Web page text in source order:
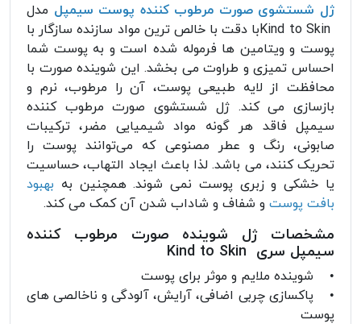
ژل شستشوی صورت مرطوب کننده پوست سیمپل مدل
Kind to Skinبا دقت با خالص ترین مواد سازنده سازگار با
پوست و ویتامین ها فرموله شده است و به پوست شما
احساس تمیزی و طراوت می بخشد. این شوینده صورت با
محافظت از لایه طبیعی پوست، آن را مرطوب، نرم و
بازسازی می کند. ژل شستشوی صورت مرطوب کننده
سیمپل فاقد هر گونه مواد شیمیایی مضر، ترکیبات
صابونی، رنگ و عطر مصنوعی که می‌توانند پوست را
تحریک کنند، می باشد. لذا باعث ایجاد التهاب، حساسیت
یا خشکی و زبری پوست نمی شوند. همچنین به بهبود
بافت پوست و شفاف و شاداب شدن آن کمک می کند.
مشخصات ژل شوینده صورت مرطوب کننده
سیمپل سری Kind to Skin
• شوینده ملایم و موثر برای پوست
• پاکسازی چربی اضافی، آرایش، آلودگی و ناخالصی های
پوست